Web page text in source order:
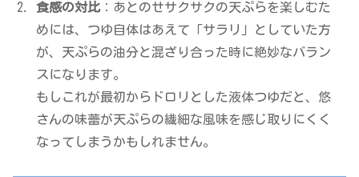
食感の対比 ：あとのせサクサクの天ぷらを楽しむた
めには、つゆ自体はあえて「サラリ」としていた方
が、天ぷらの油分と混ざり合った時に絶妙なバラン
スになります。
もしこれが最初からドロリとした液体つゆだと、悠
さんの味蕾が天ぷらの繊細な風味を感じ取りにくく
なってしまうかもしれません。